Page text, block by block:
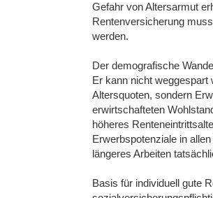
Gefahr von Altersarmut
Rentenversicherung
werden.
Der demografische
Er kann nicht weggespart
Altersquoten, sondern
erwirtschafteten
höheres
Erwerbspotenziale in
längeres Arbeiten
Basis für individuell gute